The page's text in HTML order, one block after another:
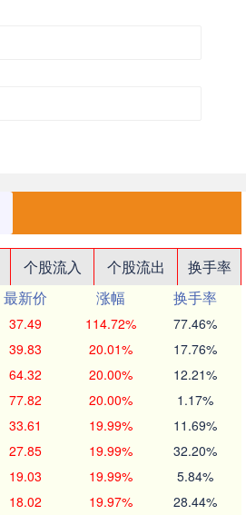
个股流入 个股流出
换手率
最新价 涨幅
换手率
37.49 114.72% 77.46%
39.83 20.01% 17.76%
64.32 20.00% 12.21%
77.82 20.00% 1.17%
33.61 19.99% 11.69%
27.85 19.99% 32.20%
19.03 19.99% 5.84%
18.02 19.97% 28.44%